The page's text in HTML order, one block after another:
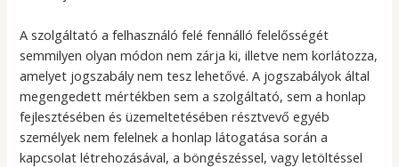
A szolgáltató a felhasználó felé fennálló felelősségét
semmilyen olyan módon nem zárja ki, illetve nem korlátozza,
amelyet jogszabály nem tesz lehetővé. A jogszabályok által
megengedett mértékben sem a szolgáltató, sem a honlap
fejlesztésében és üzemeltetésében résztvevő egyéb
személyek nem felelnek a honlap látogatása során a
kapcsolat létrehozásával, a böngészéssel, vagy letöltéssel